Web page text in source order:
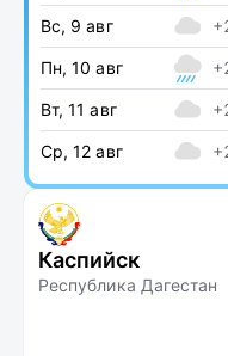
Вс, 9 авг
Пн, 10 авг
Вт, 11 авг
Ср, 12 авг
Каспийск
Республика Дагестан